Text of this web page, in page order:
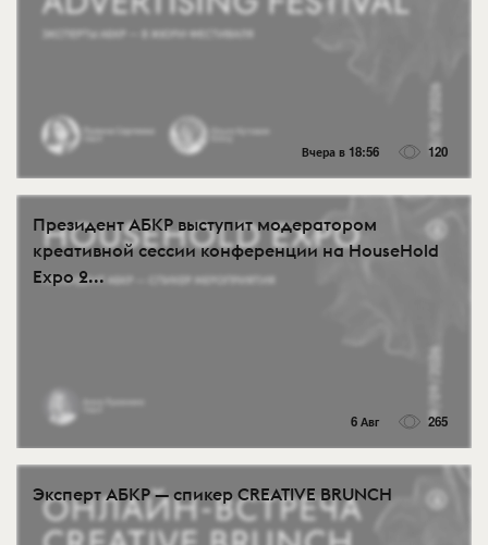
Вчера в 18:56 120
Президент АБКР выступит модератором
креативной сессии конференции на HouseHold
Expo 2...
6 Авг 265
Эксперт АБКР — спикер CREATIVE BRUNCH